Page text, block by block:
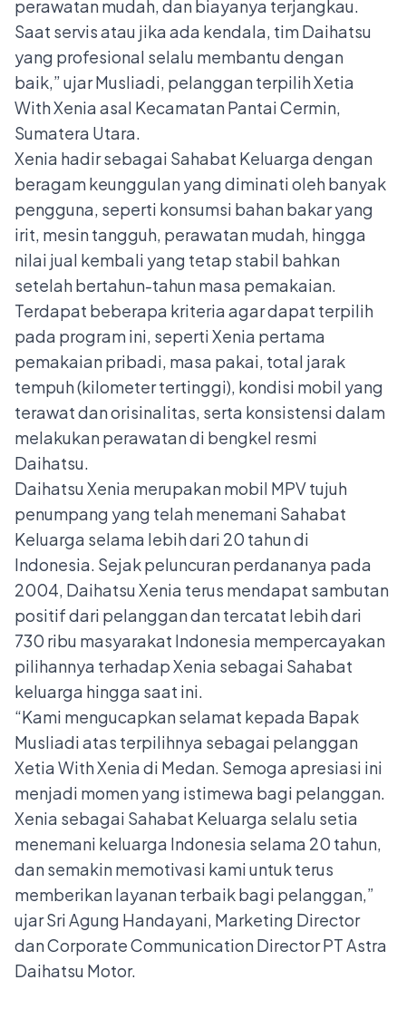
perawatan mudah, dan biayanya terjangkau.
Saat servis atau jika ada kendala, tim Daihatsu
yang profesional selalu membantu dengan
baik,” ujar Musliadi, pelanggan terpilih Xetia
With Xenia asal Kecamatan Pantai Cermin,
Sumatera Utara.
Xenia hadir sebagai Sahabat Keluarga dengan
beragam keunggulan yang diminati oleh banyak
pengguna, seperti konsumsi bahan bakar yang
irit, mesin tangguh, perawatan mudah, hingga
nilai jual kembali yang tetap stabil bahkan
setelah bertahun-tahun masa pemakaian.
Terdapat beberapa kriteria agar dapat terpilih
pada program ini, seperti Xenia pertama
pemakaian pribadi, masa pakai, total jarak
tempuh (kilometer tertinggi), kondisi mobil yang
terawat dan orisinalitas, serta konsistensi dalam
melakukan perawatan di bengkel resmi
Daihatsu.
Daihatsu Xenia merupakan mobil MPV tujuh
penumpang yang telah menemani Sahabat
Keluarga selama lebih dari 20 tahun di
Indonesia. Sejak peluncuran perdananya pada
2004, Daihatsu Xenia terus mendapat sambutan
positif dari pelanggan dan tercatat lebih dari
730 ribu masyarakat Indonesia mempercayakan
pilihannya terhadap Xenia sebagai Sahabat
keluarga hingga saat ini.
“Kami mengucapkan selamat kepada Bapak
Musliadi atas terpilihnya sebagai pelanggan
Xetia With Xenia di Medan. Semoga apresiasi ini
menjadi momen yang istimewa bagi pelanggan.
Xenia sebagai Sahabat Keluarga selalu setia
menemani keluarga Indonesia selama 20 tahun,
dan semakin memotivasi kami untuk terus
memberikan layanan terbaik bagi pelanggan,”
ujar Sri Agung Handayani, Marketing Director
dan Corporate Communication Director PT Astra
Daihatsu Motor.